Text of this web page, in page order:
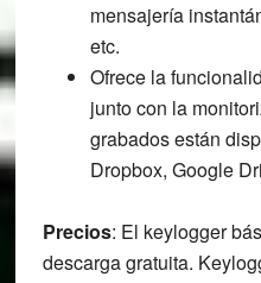
mensajería
etc.
Ofrece la
junto con la
grabados están
Dropbox, Google
Precios: El keylogger
descarga gratuita.